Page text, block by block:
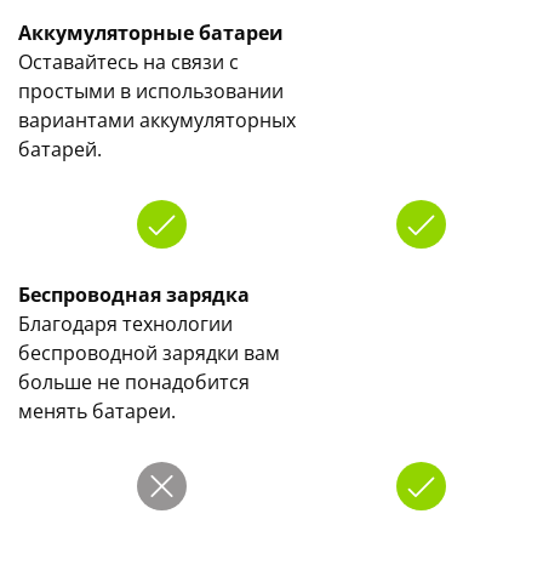
Аккумуляторные батареи
Оставайтесь на связи с
простыми в использовании
вариантами аккумуляторных
батарей.
Беспроводная зарядка
Благодаря технологии
беспроводной зарядки вам
больше не понадобится
менять батареи.